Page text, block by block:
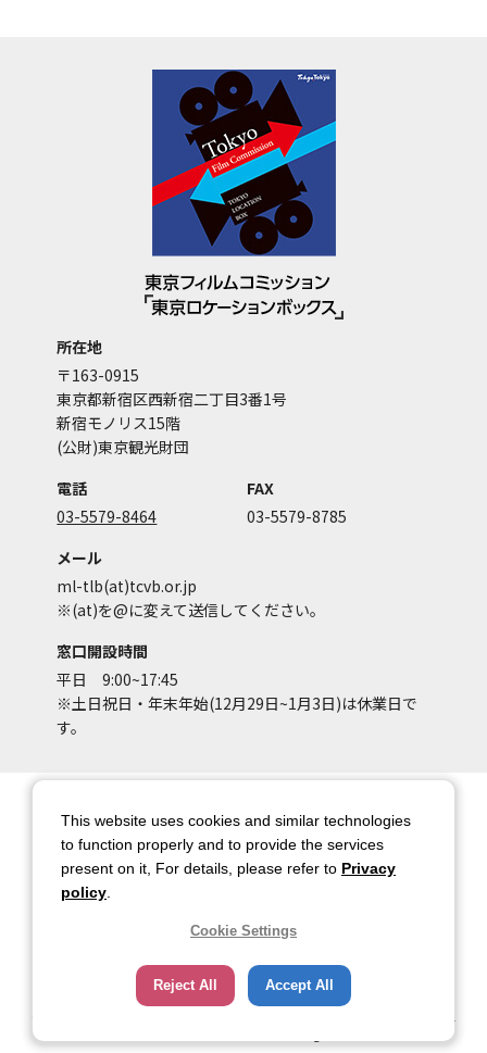
所在地
〒163-0915
東京都新宿区西新宿二丁目3番1号
新宿モノリス15階
(公財)東京観光財団
電話
03-5579-8464
FAX
03-5579-8785
メール
ml-tlb(at)tcvb.or.jp
※(at)を@に変えて送信してください。
窓口開設時間
平日 9:00~17:45
※土日祝日・年末年始(12月29日~1月3日)は休業日で
す。
サイトマップ
サイトポリシー
アカウントポリシー
個人情報保護方針
著作権について
お問い合わせ
都庁総合ページへのリンク
トップページ
This website uses cookies and similar technologies
to function properly and to provide the services
present on it, For details, please refer to Privacy
policy
Cookie Settings
Reject All Accept All